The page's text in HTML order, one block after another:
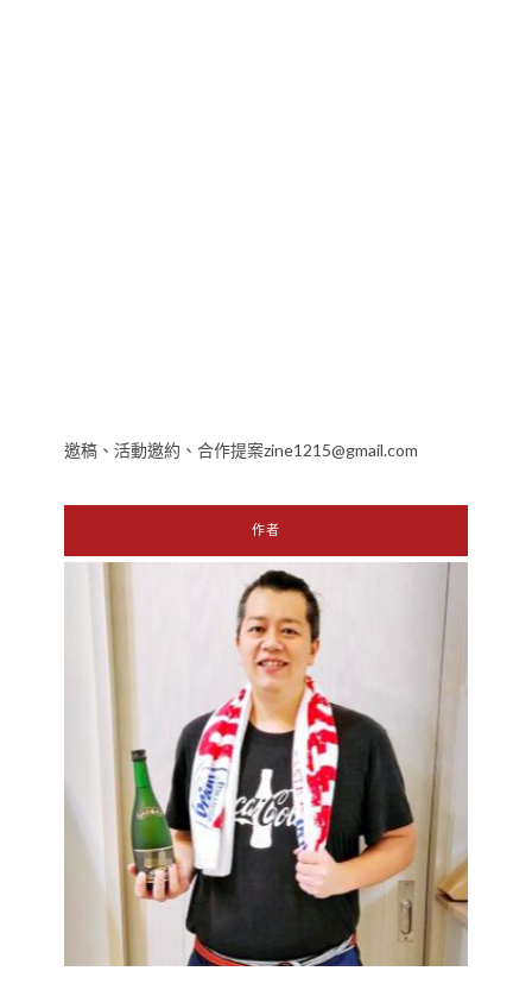
邀稿、活動邀約、合作提案zine1215@gmail.com
作者